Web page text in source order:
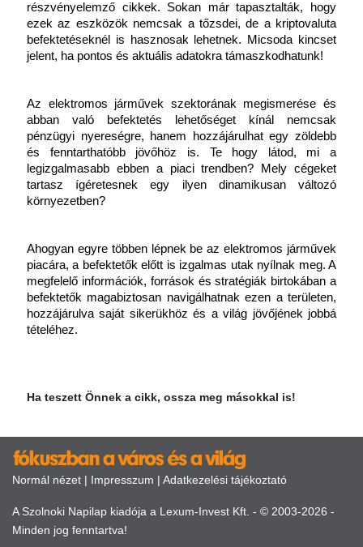
részvényelemző cikkek. Sokan már tapasztalták, hogy
ezek az eszközök nemcsak a tőzsdei, de a kriptovaluta
befektetéseknél is hasznosak lehetnek. Micsoda kincset
jelent, ha pontos és aktuális adatokra támaszkodhatunk!
Az elektromos járművek szektorának megismerése és
abban való befektetés lehetőséget kínál nemcsak
pénzügyi nyereségre, hanem hozzájárulhat egy zöldebb
és fenntarthatóbb jövőhöz is. Te hogy látod, mi a
legizgalmasabb ebben a piaci trendben? Mely cégeket
tartasz ígéretesnek egy ilyen dinamikusan változó
környezetben?
Ahogyan egyre többen lépnek be az elektromos járművek
piacára, a befektetők előtt is izgalmas utak nyílnak meg. A
megfelelő információk, források és stratégiák birtokában a
befektetők magabiztosan navigálhatnak ezen a területen,
hozzájárulva saját sikerükhöz és a világ jövőjének jobbá
tételéhez.
Ha teszett Önnek a cikk, ossza meg másokkal is!
Normál nézet | Impresszum | Adatkezelési tájékoztató
A Szolnoki Napilap kiadója a Lexum-Invest Kft. - © 2003-2026 -
Minden jog fenntartva!